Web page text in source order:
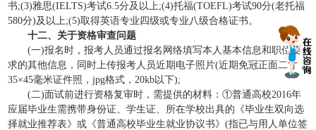
书;(3)雅思(IELTS)考试6.5分及以上;(4)托福(TOEFL)考试90分(老托福
580分)及以上;(5)取得英语专业四级或专业八级合格证书。
十二、关于资格审查问题
(一)报名时，报考人员通过报名网络填写本人基本信息和职位要
求的其他信息，同时上传报考人员近期电子照片(近期免冠正面二寸，
35×45毫米证件照，jpg格式，20kb以下);
(二)面试前进行资格复审时，需提供的材料：①普通高校2016年
应届毕业生需携带身份证、学生证、所在学校出具的《毕业生双向选
择就业推荐表》或《普通高校毕业生就业协议书》(指已与用人单位签